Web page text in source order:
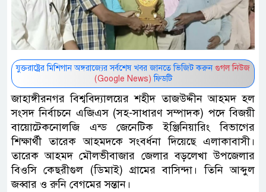
যুক্তরাষ্ট্রের মিশিগান অঙ্গরাজ্যের সর্বশেষ খবর জানতে ভিজিট করুন গুগল নিউজ
(Google News) ফিডটি
জাহাঙ্গীরনগর বিশ্ববিদ্যালয়ের শহীদ তাজউদ্দীন আহমদ হল
সংসদ নির্বাচনে এজিএস (সহ-সাধারণ সম্পাদক) পদে বিজয়ী
বায়োটেকনোলজি এন্ড জেনেটিক ইঞ্জিনিয়ারিং বিভাগের
শিক্ষার্থী তারেক আহমদকে সংবর্ধনা দিয়েছে এলাকাবাসী।
তারেক আহমদ মৌলভীবাজার জেলার বড়লেখা উপজেলার
বিওসি কেছরীগুল (ডিমাই) গ্রামের বাসিন্দা। তিনি আব্দুল
জব্বার ও রুনি বেগমের সন্তান।